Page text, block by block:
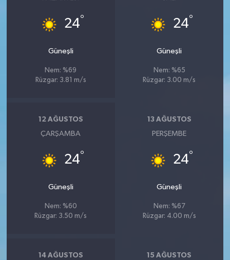
24°
Güneşli
Nem: %69
Rüzgar: 3.81 m/s
24°
Güneşli
Nem: %65
Rüzgar: 3.00 m/s
12 AĞUSTOS
ÇARŞAMBA
24°
Güneşli
Nem: %60
Rüzgar: 3.50 m/s
13 AĞUSTOS
PERŞEMBE
24°
Güneşli
Nem: %67
Rüzgar: 4.00 m/s
14 AĞUSTOS 15 AĞUSTOS